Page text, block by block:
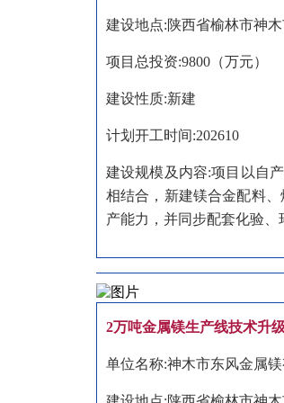
建设地点:陕西省榆林市神
项目总投资:9800（万元）
建设性质:新建
计划开工时间:202610
建设规模及内容:项目以自
相结合，新建镁合金配料
产能力，并同步配套化验、
2万吨金属镁生产线技术升
单位名称:神木市东风金属镁